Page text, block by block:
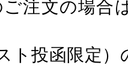
注文の場合
ト投函限定